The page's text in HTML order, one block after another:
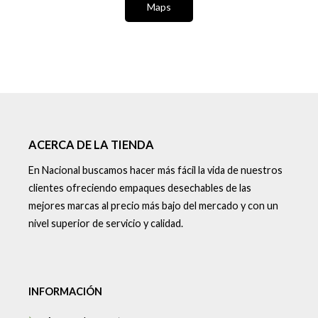
Maps
ACERCA DE LA TIENDA
En Nacional buscamos hacer más fácil la vida de nuestros
clientes ofreciendo empaques desechables de las
mejores marcas al precio más bajo del mercado y con un
nivel superior de servicio y calidad.
INFORMACIÓN